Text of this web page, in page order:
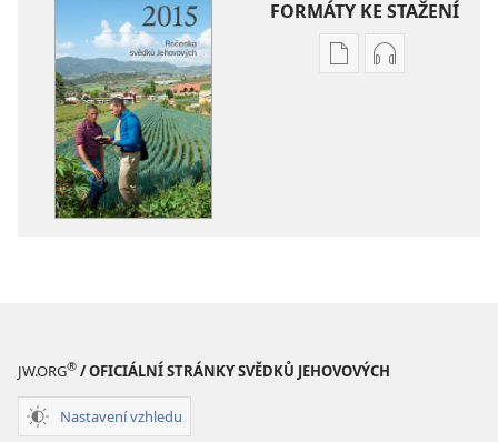
FORMÁTY KE STAŽENÍ
FormátyFormáty
JW.ORG® / OFICIÁLNÍ STRÁNKY SVĚDKŮ JEHOVOVÝCH
Nastavení vzhledu